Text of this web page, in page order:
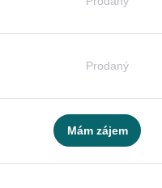
Prodaný
Mám zájem